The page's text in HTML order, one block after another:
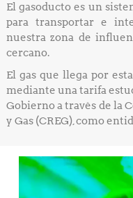
El gasoducto es un
para transportar e
nuestra zona de
cercano.
El gas que llega por
mediante una tarifa
Gobierno a través de la
y Gas (CREG), como